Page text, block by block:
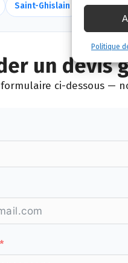
Politique
Saint-Ghislain
un devis
ci-dessous —